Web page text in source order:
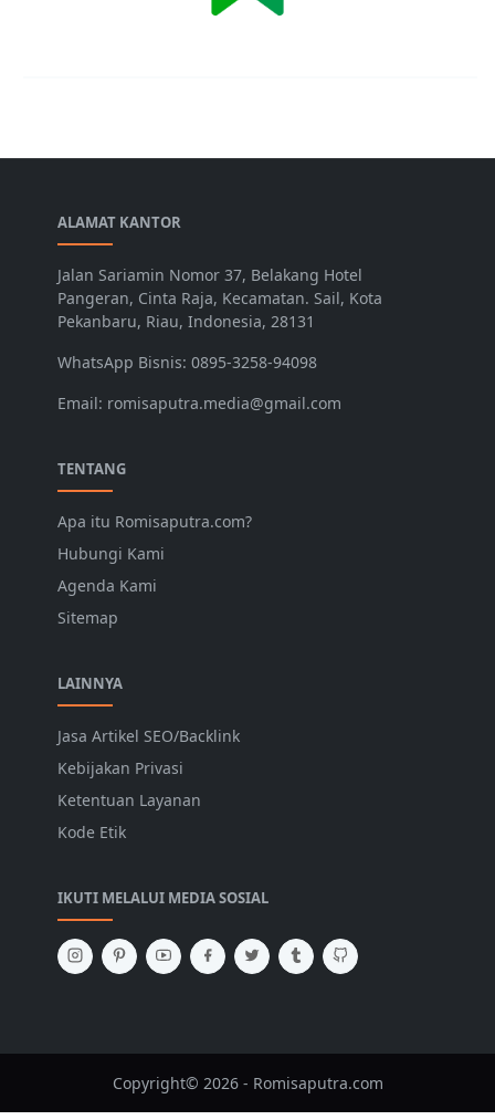
ALAMAT KANTOR
Jalan Sariamin Nomor 37, Belakang Hotel
Pangeran, Cinta Raja, Kecamatan. Sail, Kota
Pekanbaru, Riau, Indonesia, 28131
WhatsApp Bisnis: 0895-3258-94098
Email: romisaputra.media@gmail.com
TENTANG
Apa itu Romisaputra.com?
Hubungi Kami
Agenda Kami
Sitemap
LAINNYA
Jasa Artikel SEO/Backlink
Kebijakan Privasi
Ketentuan Layanan
Kode Etik
IKUTI MELALUI MEDIA SOSIAL
Copyright© 2026 - Romisaputra.com